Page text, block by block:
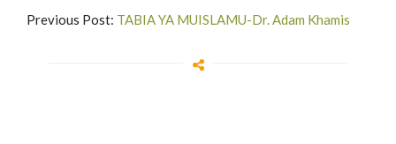
Previous Post: TABIA YA MUISLAMU-Dr. Adam Khamis